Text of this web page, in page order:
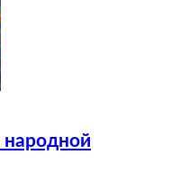
народной